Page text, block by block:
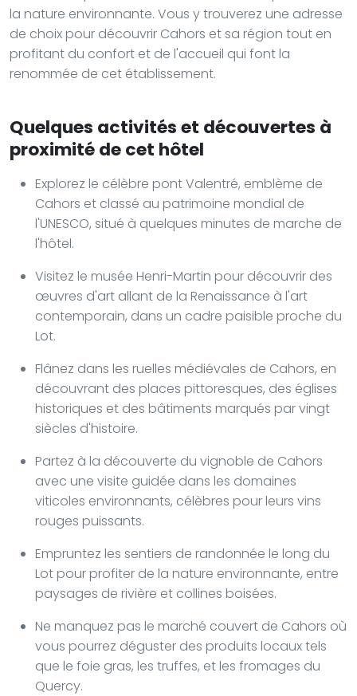
la nature environnante. Vous y trouverez une adresse
de choix pour découvrir Cahors et sa région tout en
profitant du confort et de l'accueil qui font la
renommée de cet établissement.
Quelques activités et découvertes à
proximité de cet hôtel
Explorez le célèbre pont Valentré, emblème de
Cahors et classé au patrimoine mondial de
l'UNESCO, situé à quelques minutes de marche de
l'hôtel.
Visitez le musée Henri-Martin pour découvrir des
œuvres d'art allant de la Renaissance à l'art
contemporain, dans un cadre paisible proche du
Lot.
Flânez dans les ruelles médiévales de Cahors, en
découvrant des places pittoresques, des églises
historiques et des bâtiments marqués par vingt
siècles d'histoire.
Partez à la découverte du vignoble de Cahors
avec une visite guidée dans les domaines
viticoles environnants, célèbres pour leurs vins
rouges puissants.
Empruntez les sentiers de randonnée le long du
Lot pour profiter de la nature environnante, entre
paysages de rivière et collines boisées.
Ne manquez pas le marché couvert de Cahors où
vous pourrez déguster des produits locaux tels
que le foie gras, les truffes, et les fromages du
Quercy.